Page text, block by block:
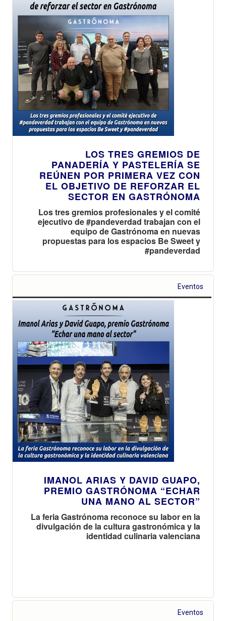
LOS TRES GREMIOS DE
PANADERÍA Y PASTELERÍA SE
REÚNEN POR PRIMERA VEZ CON
EL OBJETIVO DE REFORZAR EL
SECTOR EN GASTRÓNOMA
Los tres gremios profesionales y el comité
ejecutivo de #pandeverdad trabajan con el
equipo de Gastrónoma en nuevas
propuestas para los espacios Be Sweet y
#pandeverdad
Eventos
IMANOL ARIAS Y DAVID GUAPO,
PREMIO GASTRÓNOMA “ECHAR
UNA MANO AL SECTOR”
La feria Gastrónoma reconoce su labor en la
divulgación de la cultura gastronómica y la
identidad culinaria valenciana
Eventos